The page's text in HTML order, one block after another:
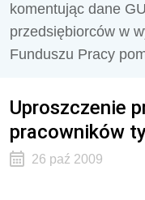
komentując dane
przedsiębiorców w
Funduszu Pracy
Uproszczenie
pracowników
26 paź 2009